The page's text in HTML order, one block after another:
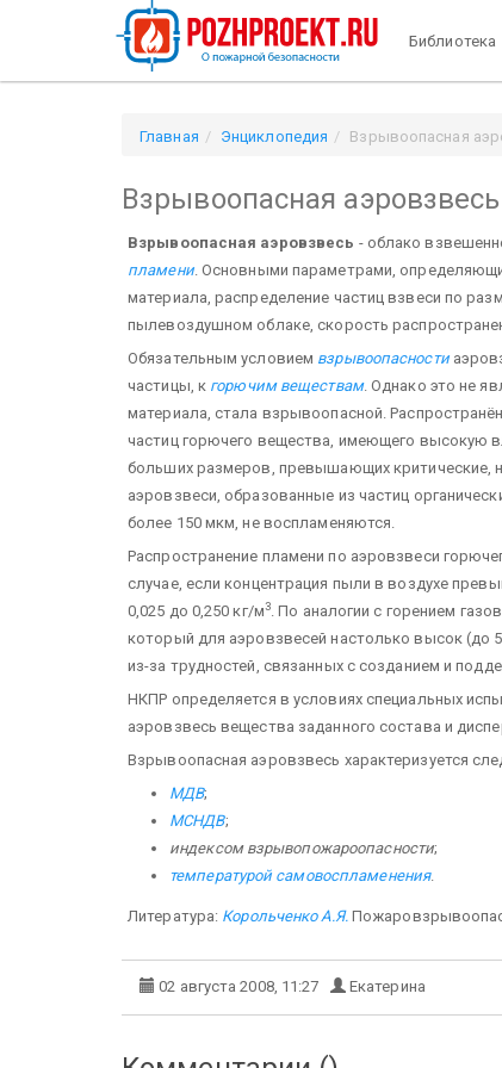
Библиотека
Главная Энциклопедия Взрывоопасная
Взрывоопасная аэровзвесь
Взрывоопасная аэровзвесь - облако
пламени. Основными параметрами,
материала, распределение частиц взвеси по
пылевоздушном облаке, скорость
Обязательным условием взрывоопасности
частицы, к горючим веществам. Однако это не
материала, стала взрывоопасной.
частиц горючего вещества, имеющего высокую
больших размеров, превышающих критические,
аэровзвеси, образованные из частиц
более 150 мкм, не воспламеняются.
Распространение пламени по аэровзвеси
случае, если концентрация пыли в воздухе
0,025 до 0,250 кг/м3 . По аналогии с горением
который для аэровзвесей настолько высок (до
из-за трудностей, связанных с созданием и
НКПР определяется в условиях специальных
аэровзвесь вещества заданного состава и
Взрывоопасная аэровзвесь характеризуется
МДВ;
МСНДВ;
индексом взрывопожароопасности;
температурой самовоспламенения.
Литература: Корольченко А.Я.
02 августа 2008, 11:27 Екатерина